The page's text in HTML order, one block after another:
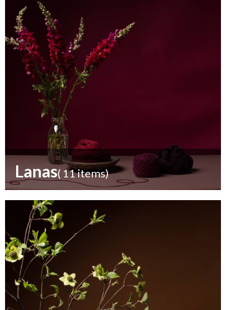
Lanas( 11 items)